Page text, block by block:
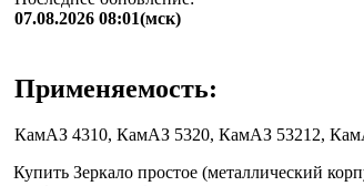
07.08.2026 08:01(мск)
Применяемость:
КамАЗ 4310, КамАЗ 5320, КамАЗ 53212,
Купить Зеркало простое (металлический